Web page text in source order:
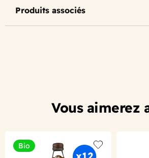
Produits associés
Vous aimerez
Bio
Add to wishlist